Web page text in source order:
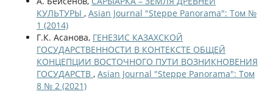
КУЛЬТУРЫ , Asian Journal "Steppe Panorama": Том №
1 (2014)
Г.К. Асанова, ГЕНЕЗИС КАЗАХСКОЙ
ГОСУДАРСТВЕННОСТИ В КОНТЕКСТЕ ОБЩЕЙ
КОНЦЕПЦИИ ВОСТОЧНОГО ПУТИ ВОЗНИКНОВЕНИЯ
ГОСУДАРСТВ , Asian Journal "Steppe Panorama": Том
8 № 2 (2021)